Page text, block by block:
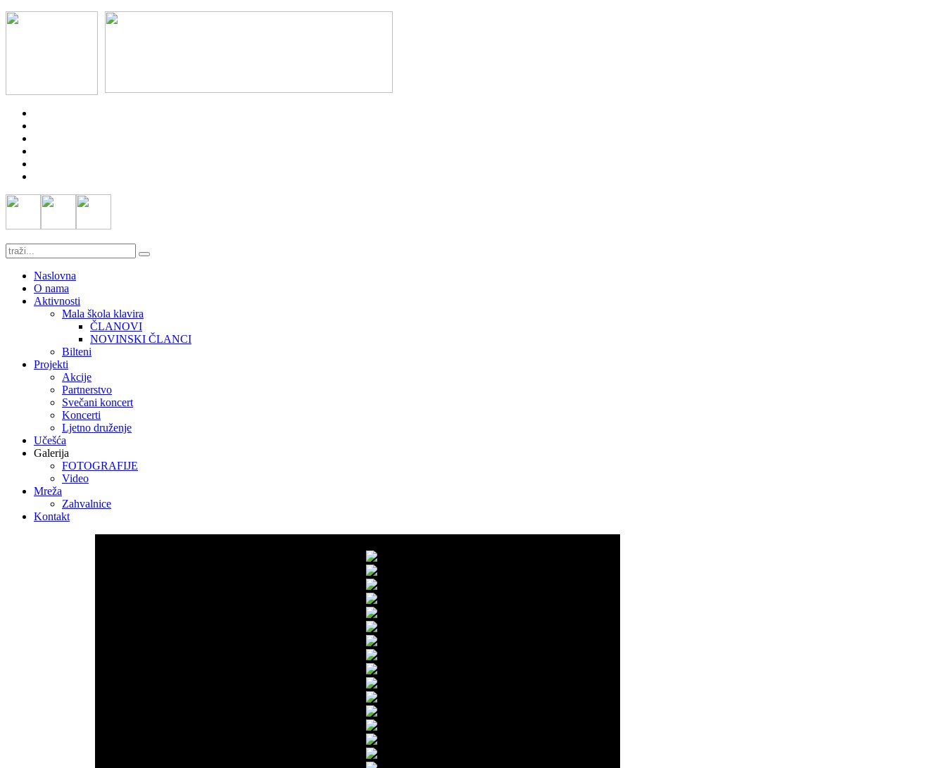
Naslovna
O nama
Aktivnosti
Mala škola klavira
ČLANOVI
NOVINSKI ČLANCI
Bilteni
Projekti
Akcije
Partnerstvo
Svečani koncert
Koncerti
Ljetno druženje
Učešća
Galerija
FOTOGRAFIJE
Video
Mreža
Zahvalnice
Kontakt